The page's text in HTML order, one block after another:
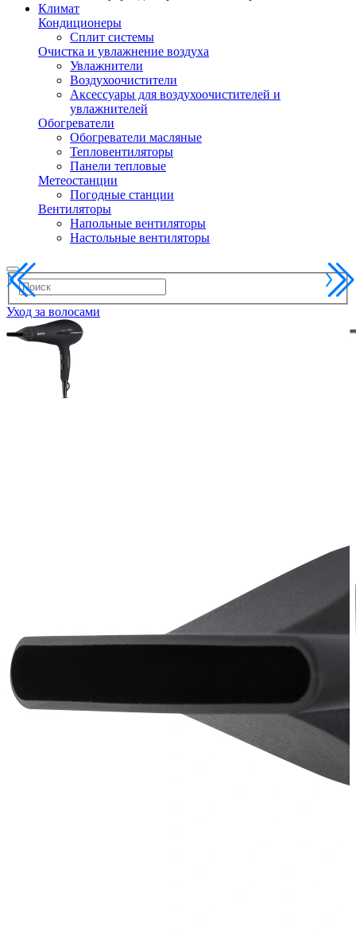
Климат
Кондиционеры
Сплит системы
Очистка и увлажнение воздуха
Увлажнители
Воздухоочистители
Аксессуары для воздухоочистителей и
увлажнителей
Обогреватели
Обогреватели масляные
Тепловентиляторы
Панели тепловые
Метеостанции
Погодные станции
Вентиляторы
Напольные вентиляторы
Настольные вентиляторы
Уход за волосами